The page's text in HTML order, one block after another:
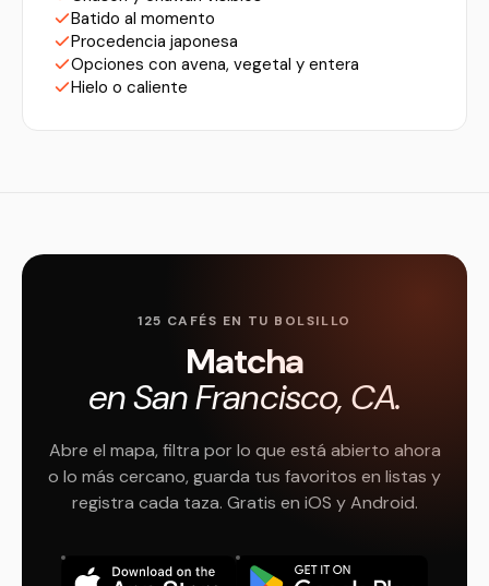
Batido al momento
Procedencia japonesa
Opciones con avena, vegetal y entera
Hielo o caliente
125 CAFÉS EN TU BOLSILLO
Matcha
en San Francisco, CA.
Abre el mapa, filtra por lo que está abierto ahora
o lo más cercano, guarda tus favoritos en listas y
registra cada taza. Gratis en iOS y Android.